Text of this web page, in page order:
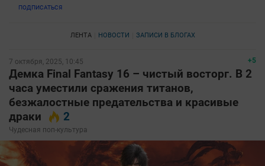
ПОДПИСАТЬСЯ
ЛЕНТА НОВОСТИ ЗАПИСИ В БЛОГАХ
+5
7 октября, 2025, 10:45
Демка Final Fantasy 16 – чистый восторг. В 2
часа уместили сражения титанов,
безжалостные предательства и красивые
драки
2
Чудесная поп-культура